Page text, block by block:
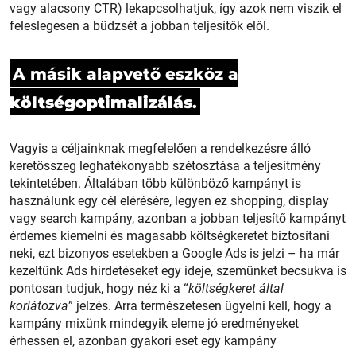
vagy alacsony CTR) lekapcsolhatjuk, így azok nem viszik el
feleslegesen a büdzsét a jobban teljesítők elől.
A másik alapvető eszköz a
költségoptimalizálás.
Vagyis a céljainknak megfelelően a rendelkezésre álló
keretösszeg leghatékonyabb szétosztása a teljesítmény
tekintetében. Általában több különböző kampányt is
használunk egy cél elérésére, legyen ez shopping, display
vagy search kampány, azonban a jobban teljesítő kampányt
érdemes kiemelni és magasabb költségkeretet biztosítani
neki, ezt bizonyos esetekben a Google Ads is jelzi – ha már
kezeltünk Ads hirdetéseket egy ideje, szemünket becsukva is
pontosan tudjuk, hogy néz ki a “költségkeret által
korlátozva” jelzés. Arra természetesen ügyelni kell, hogy a
kampány mixünk mindegyik eleme jó eredményeket
érhessen el, azonban gyakori eset egy kampány